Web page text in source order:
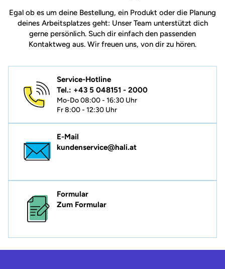
Egal ob es um deine Bestellung, ein Produkt oder die Planung
deines Arbeitsplatzes geht: Unser Team unterstützt dich
gerne persönlich. Such dir einfach den passenden
Kontaktweg aus. Wir freuen uns, von dir zu hören.
Service-Hotline
Tel.: +43 5 048151 - 2000
Mo-Do 08:00 - 16:30 Uhr
Fr 8:00 - 12:30 Uhr
E-Mail
kundenservice@hali.at
Formular
Zum Formular